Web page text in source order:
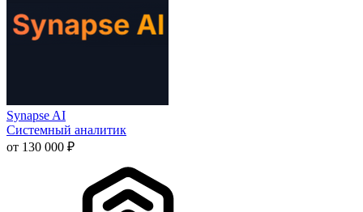
Synapse AI
Системный аналитик
от 130 000 ₽